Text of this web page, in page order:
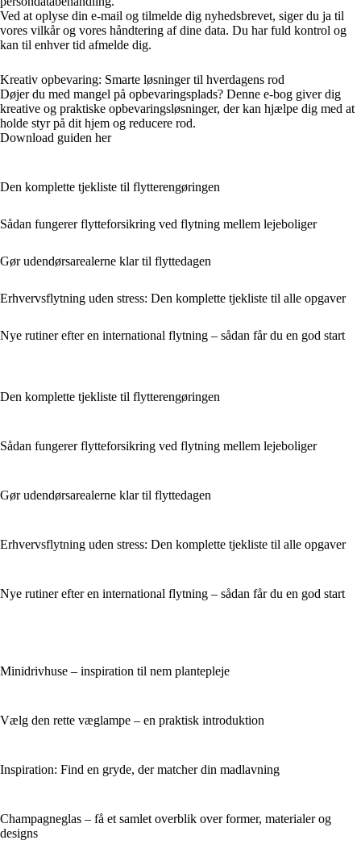
Ved at oplyse din e-mail og tilmelde dig nyhedsbrevet, siger du ja til
vores vilkår og vores håndtering af dine data. Du har fuld kontrol og
kan til enhver tid afmelde dig.
Kreativ opbevaring: Smarte løsninger til hverdagens rod
Døjer du med mangel på opbevaringsplads? Denne e-bog giver dig
kreative og praktiske opbevaringsløsninger, der kan hjælpe dig med at
holde styr på dit hjem og reducere rod.
Download guiden her
Den komplette tjekliste til flytterengøringen
Sådan fungerer flytteforsikring ved flytning mellem lejeboliger
Gør udendørsarealerne klar til flyttedagen
Erhvervsflytning uden stress: Den komplette tjekliste til alle opgaver
Nye rutiner efter en international flytning – sådan får du en god start
Den komplette tjekliste til flytterengøringen
Sådan fungerer flytteforsikring ved flytning mellem lejeboliger
Gør udendørsarealerne klar til flyttedagen
Erhvervsflytning uden stress: Den komplette tjekliste til alle opgaver
Nye rutiner efter en international flytning – sådan får du en god start
Minidrivhuse – inspiration til nem plantepleje
Vælg den rette væglampe – en praktisk introduktion
Inspiration: Find en gryde, der matcher din madlavning
Champagneglas – få et samlet overblik over former, materialer og
designs